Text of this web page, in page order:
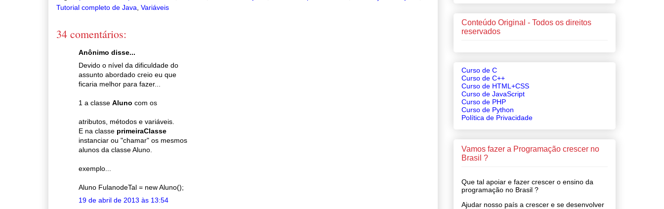
Tutorial completo de Java Variáveis
34 comentários:
Anônimo disse...
Devido o nível da dificuldade do
assunto abordado creio eu que
ficaria melhor para fazer...
1 a classe Aluno com os
atributos, métodos e variáveis.
E na classe primeiraClasse
instanciar ou "chamar" os mesmos
alunos da classe Aluno.
exemplo...
Aluno FulanodeTal = new Aluno();
19 de abril de 2013 às 13:54
Conteúdo Original - Todos os direitos
reservados
Curso de C
Curso de C++
Curso de HTML+CSS
Curso de JavaScript
Curso de PHP
Curso de Python
Política de Privacidade
Vamos fazer a Programação crescer no
Brasil ?
Que tal apoiar e fazer crescer o ensino da
programação no Brasil ?
Ajudar nosso país a crescer e se desenvolver